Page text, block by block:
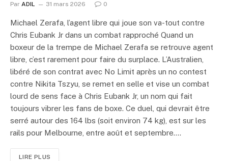
Par ADIL 31 mars 2026 0
Michael Zerafa, l’agent libre qui joue son va-tout contre
Chris Eubank Jr dans un combat rapproché Quand un
boxeur de la trempe de Michael Zerafa se retrouve agent
libre, c’est rarement pour faire du surplace. L’Australien,
libéré de son contrat avec No Limit après un no contest
contre Nikita Tszyu, se remet en selle et vise un combat
lourd de sens face à Chris Eubank Jr, un nom qui fait
toujours vibrer les fans de boxe. Ce duel, qui devrait être
serré autour des 164 lbs (soit environ 74 kg), est sur les
rails pour Melbourne, entre août et septembre.…
LIRE PLUS